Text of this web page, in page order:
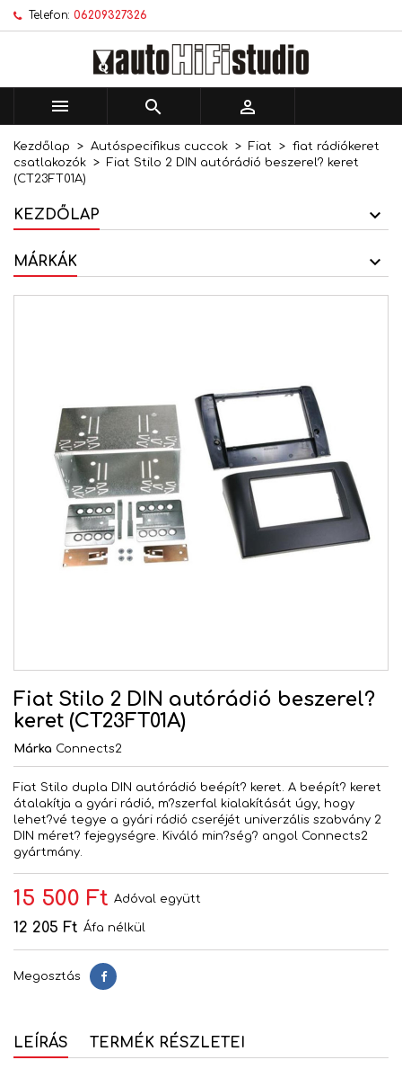
Telefon: 06209327326
  
Kezdőlap Autóspecifikus cuccok Fiat
fiat rádiókeret
csatlakozók
Fiat Stilo 2 DIN autórádió beszerel? keret
(CT23FT01A)
KEZDŐLAP
MÁRKÁK
Fiat Stilo 2 DIN autórádió beszerel?
keret (CT23FT01A)
Márka Connects2
Fiat Stilo dupla DIN autórádió beépít? keret. A beépít? keret
átalakítja a gyári rádió, m?szerfal kialakítását úgy, hogy
lehet?vé tegye a gyári rádió cseréjét univerzális szabvány 2
DIN méret? fejegységre. Kiváló min?ség? angol Connects2
gyártmány.
15 500 Ft Adóval együtt
12 205 Ft Áfa nélkül
Megosztás Megosztás
LEÍRÁS TERMÉK RÉSZLETEI
Kívánságlistáim ×
Új lista létrehozása
Kívánságlista létrehozása ×
Kívánságlista neve
Bejelentkezés ×
történő mentéséhez.
Mégsem Bejelentkezés